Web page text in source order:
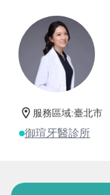
服務區域:臺北市
御瑄牙醫診所